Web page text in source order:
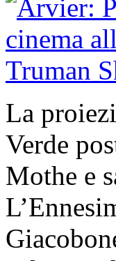
La
Verde
Mothe e